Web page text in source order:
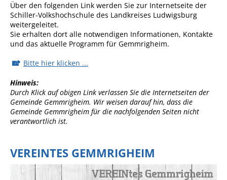
Lebenslagen
Neubürgerinfos
Mängelmeldung online
Winterdienst
Organspende
Gleichstellung
Über den folgenden Link werden Sie zur Internetseite der
Schiller-Volkshochschule des Landkreises Ludwigsburg
weitergeleitet.
Sie erhalten dort alle notwendigen Informationen, Kontakte
und das aktuelle Programm für Gemmrigheim.
Bitte hier klicken ...
Hinweis:
Durch Klick auf obigen Link verlassen Sie die Internetseiten der
Gemeinde Gemmrigheim. Wir weisen darauf hin, dass die
Gemeinde Gemmrigheim für die nachfolgenden Seiten nicht
verantwortlich ist.
VEREINTES GEMMRIGHEIM